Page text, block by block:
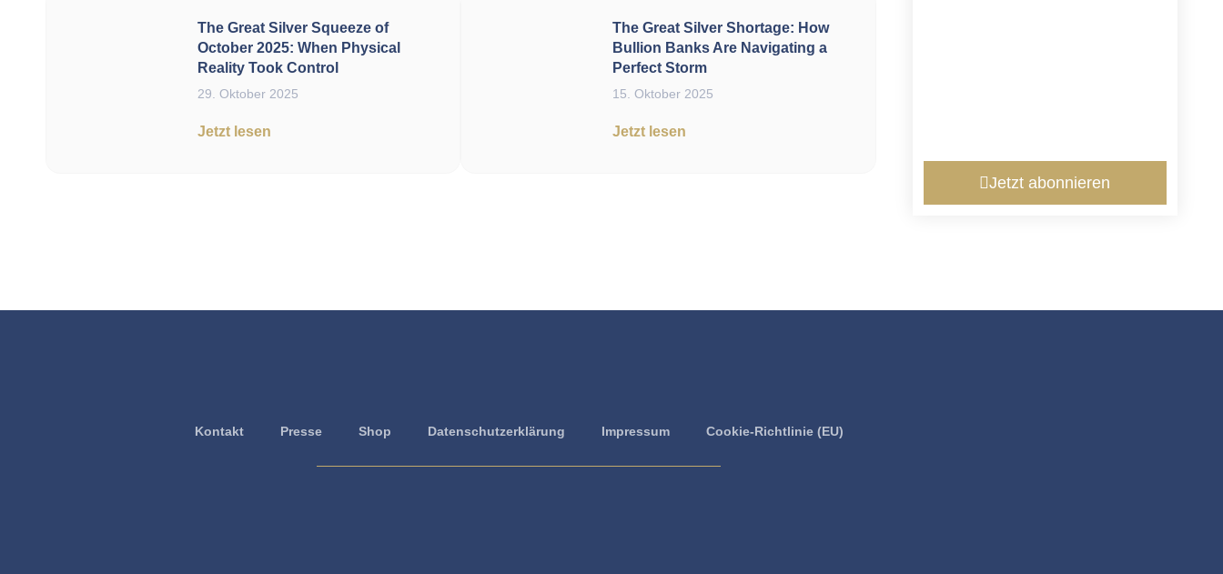
The Great Silver Squeeze of
October 2025: When Physical
Reality Took Control
29. Oktober 2025
Jetzt lesen
The Great Silver Shortage: How
Bullion Banks Are Navigating a
Perfect Storm
15. Oktober 2025
Jetzt lesen
Jetzt abonnieren
Kontakt Presse Shop Datenschutzerklärung Impressum Cookie-Richtlinie (EU)